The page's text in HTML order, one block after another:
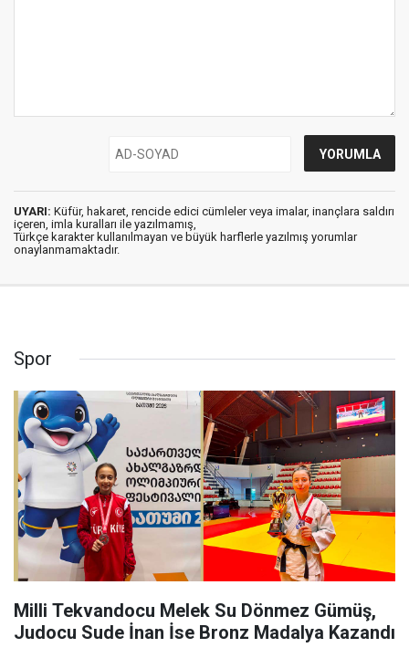
UYARI: Küfür, hakaret, rencide edici cümleler veya imalar, inançlara saldırı
içeren, imla kuralları ile yazılmamış,
Türkçe karakter kullanılmayan ve büyük harflerle yazılmış yorumlar
onaylanmamaktadır.
Spor
Milli Tekvandocu Melek Su Dönmez Gümüş,
Judocu Sude İnan İse Bronz Madalya Kazandı